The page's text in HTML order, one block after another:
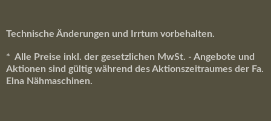
Technische Änderungen und Irrtum vorbehalten.
* Alle Preise inkl. der gesetzlichen MwSt. - Angebote und
Aktionen sind gültig während des Aktionszeitraumes der Fa.
Elna Nähmaschinen.